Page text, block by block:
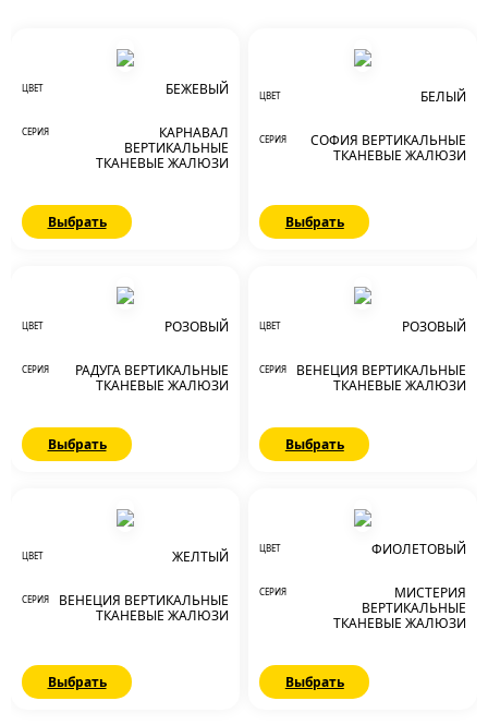
ЦВЕТ БЕЖЕВЫЙ
СЕРИЯ
КАРНАВАЛ
ВЕРТИКАЛЬНЫЕ
ТКАНЕВЫЕ ЖАЛЮЗИ
Выбрать
ЦВЕТ БЕЛЫЙ
СЕРИЯ
СОФИЯ ВЕРТИКАЛЬНЫЕ
ТКАНЕВЫЕ ЖАЛЮЗИ
Выбрать
ЦВЕТ РОЗОВЫЙ
СЕРИЯ
РАДУГА ВЕРТИКАЛЬНЫЕ
ТКАНЕВЫЕ ЖАЛЮЗИ
Выбрать
ЦВЕТ РОЗОВЫЙ
СЕРИЯ
ВЕНЕЦИЯ ВЕРТИКАЛЬНЫЕ
ТКАНЕВЫЕ ЖАЛЮЗИ
Выбрать
ЦВЕТ ЖЕЛТЫЙ
СЕРИЯ
ВЕНЕЦИЯ ВЕРТИКАЛЬНЫЕ
ТКАНЕВЫЕ ЖАЛЮЗИ
Выбрать
ЦВЕТ ФИОЛЕТОВЫЙ
СЕРИЯ
МИСТЕРИЯ
ВЕРТИКАЛЬНЫЕ
ТКАНЕВЫЕ ЖАЛЮЗИ
Выбрать